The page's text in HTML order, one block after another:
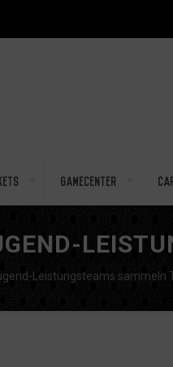
Gamecenter
Leistungsteams sammeln